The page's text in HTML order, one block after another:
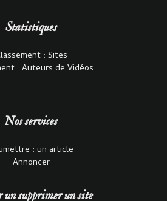
Statistiques
: Sites
: Auteurs de Vidéos
Nos services
: un article
Annoncer
supprimer un site